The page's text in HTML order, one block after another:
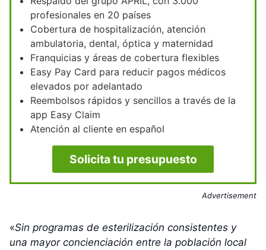
profesionales en 20 países
Cobertura de hospitalización, atención
ambulatoria, dental, óptica y maternidad
Franquicias y áreas de cobertura flexibles
Easy Pay Card para reducir pagos médicos
elevados por adelantado
Reembolsos rápidos y sencillos a través de la
app Easy Claim
Atención al cliente en español
Solicita tu presupuesto
Advertisement
«Sin programas de esterilización consistentes y
una mayor concienciación entre la población local